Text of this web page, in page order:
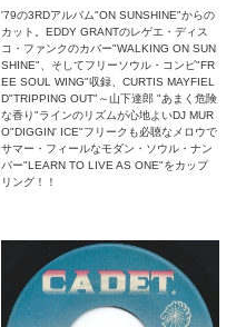
'79の3RDアルバム"ON SUNSHINE"からの
カット。EDDY GRANTのレゲエ・ディス
コ・ファンクのカバー"WALKING ON SUN
SHINE"、そしてフリーソウル・コンピ"FR
EE SOUL WING"収録、CURTIS MAYFIEL
D"TRIPPING OUT"～山下達郎 "あまく危険
な香り"ラインのリズムが心地よいDJ MUR
O"DIGGIN' ICE"フリークも必聴なメロウで
サマー・フィールなモダン・ソウル・ナン
バー"LEARN TO LIVE AS ONE"をカップ
リング！！